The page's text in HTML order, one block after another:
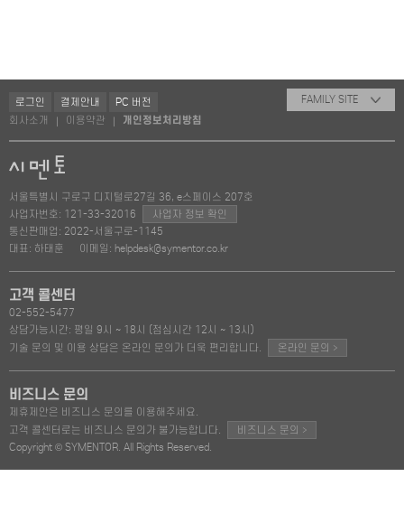
로그인 결제안내
PC 버전
회사소개
이용약관 개인정보처리방침
FAMILY SITE
서울특별시 구로구 디지털로27길 36, e스페이스 207호
사업자번호: 121-33-32016
사업자 정보 확인
통신판매업: 2022-서울구로-1145
대표: 하태훈
이메일: helpdesk@symentor.co.kr
고객 콜센터
02-552-5477
상담가능시간: 평일 9시 ~ 18시 (점심시간 12시 ~ 13시)
기술 문의 및 이용 상담은 온라인 문의가 더욱 편리합니다.
온라인 문의 >
비즈니스 문의
제휴제안은 비즈니스 문의를 이용해주세요.
고객 콜센터로는 비즈니스 문의가 불가능합니다.
비즈니스 문의 >
Copyright © SYMENTOR. All Rights Reserved.